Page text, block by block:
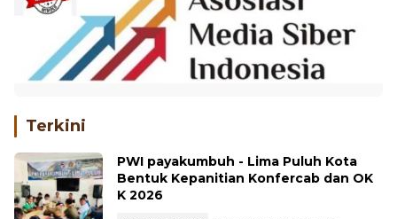
Bentuk Kepanitian Konfercab dan OK
K 2026
PEMERINTAHAN